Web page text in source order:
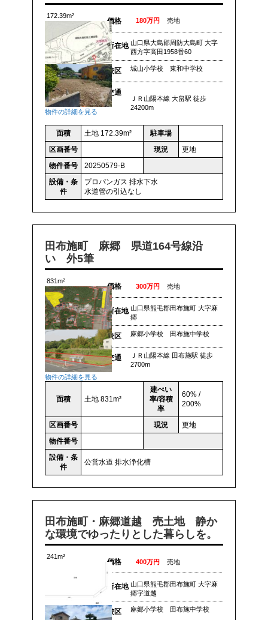
172.39m²
物件の詳細を見る
価格 180万円 売地
所在地 山口県大島郡周防大島町 大字
西方字高田1958番60
校区 城山小学校 東和中学校
交通
ＪＲ山陽本線 大畠駅 徒歩
24200m
面積 土地 172.39m²
駐車場
区画番号
現況
更地
物件番号
20250579-B
設備・条
件
プロパンガス 排水下水
水道管の引込なし
田布施町 麻郷 県道164号線沿
い 外5筆
831m²
物件の詳細を見る
価格 300万円 売地
所在地 山口県熊毛郡田布施町 大字麻
郷
校区 麻郷小学校 田布施中学校
交通
ＪＲ山陽本線 田布施駅 徒歩
2700m
面積 土地 831m²
建ぺい
率/容積
率
60% /
200%
区画番号 現況
更地
物件番号
設備・条
件
公営水道 排水浄化槽
田布施町・麻郷道越 売土地 静か
な環境でゆったりとした暮らしを。
241m²
価格 400万円 売地
所在地 山口県熊毛郡田布施町 大字麻
郷字道越
校区 麻郷小学校 田布施中学校